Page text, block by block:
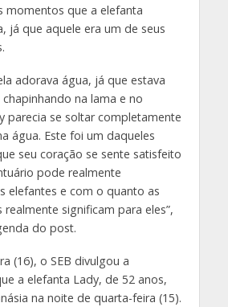
momentos que a elefanta
já que aquele era um de seus
adorava água, já que estava
na lama e no
parecia se soltar completamente
água. Este foi um daqueles
seu coração se sente satisfeito
pode realmente
elefantes e com o quanto as
realmente significam para eles”,
do post.
(16), o SEB divulgou a
a elefanta Lady, de 52 anos,
na noite de quarta-feira (15).